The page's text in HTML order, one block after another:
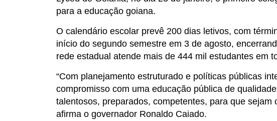
para a educação goiana.
O calendário escolar prevê 200 dias letivos, com
início do segundo semestre em 3 de agosto,
rede estadual atende mais de 444 mil estudantes em
“Com planejamento estruturado e políticas públicas
compromisso com uma educação pública de
talentosos, preparados, competentes, para que sejam
afirma o governador Ronaldo Caiado.